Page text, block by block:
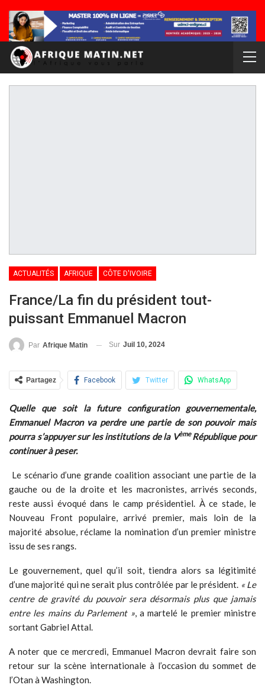
ACTUALITÉS AFRIQUE CÔTE D'IVOIRE
France/La fin du président tout-
puissant Emmanuel Macron
Par Afrique Matin Sur Juil 10, 2024
Partagez Facebook Twitter WhatsApp
Quelle que soit la future configuration gouvernementale,
Emmanuel Macron va perdre une partie de son pouvoir mais
pourra s’appuyer sur les institutions de la VèmeRépublique pour
continuer à peser.
Le scénario d’une grande coalition associant une partie de la
gauche ou de la droite et les macronistes, arrivés seconds,
reste aussi évoqué dans le camp présidentiel. À ce stade, le
Nouveau Front populaire, arrivé premier, mais loin de la
majorité absolue, réclame la nomination d’un premier ministre
issu de ses rangs.
Le gouvernement, quel qu’il soit, tiendra alors sa légitimité
d’une majorité qui ne serait plus contrôlée par le président. « Le
centre de gravité du pouvoir sera désormais plus que jamais
entre les mains du Parlement », a martelé le premier ministre
sortant Gabriel Attal.
A noter que ce mercredi, Emmanuel Macron devrait faire son
retour sur la scène internationale à l’occasion du sommet de
l’Otan à Washington.